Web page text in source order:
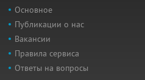
Основное
Публикации о нас
Вакансии
Правила сервиса
Ответы на вопросы